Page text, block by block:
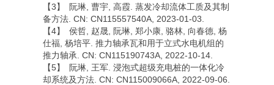
【3】 阮琳, 曹宇, 高霞. 蒸发冷却流体工质及其制
备方法. CN: CN115557540A, 2023-01-03.
【4】 侯哲, 赵晟, 阮琳, 郑小康, 骆林, 向春德, 杨
仕福, 杨培平. 推力轴承瓦和用于立式水电机组的
推力轴承. CN: CN115190743A, 2022-10-14.
【5】 阮琳, 王军. 浸泡式超级充电桩的一体化冷
却系统及方法. CN: CN115009066A, 2022-09-06.